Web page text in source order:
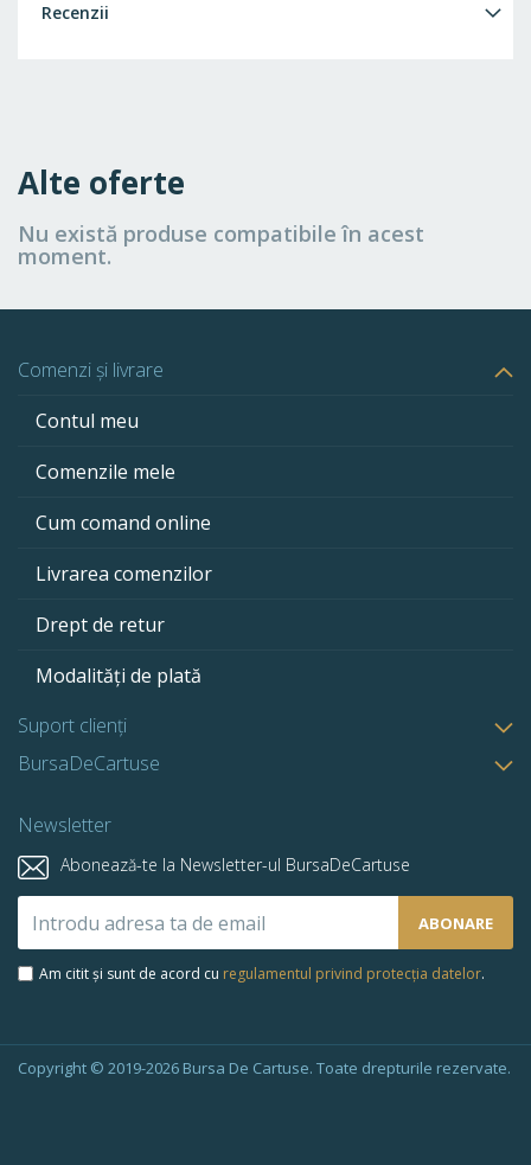
Recenzii
Alte oferte
Nu există produse compatibile în acest
moment.
Comenzi și livrare
Contul meu
Comenzile mele
Cum comand online
Livrarea comenzilor
Drept de retur
Modalități de plată
Suport clienți
BursaDeCartuse
Newsletter
Abonează-te la Newsletter-ul BursaDeCartuse
la
newsletter-
ABONARE
Am citit și sunt de acord cu regulamentul privind protecția datelor.
Copyright © 2019-2026 Bursa De Cartuse. Toate drepturile rezervate.